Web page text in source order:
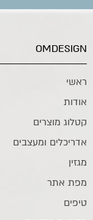
OMDESIGN
ראשי
אודות
קטלוג מוצרים
אדריכלים ומעצבים
מגזין
מפת אתר
טיפים